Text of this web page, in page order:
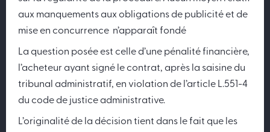
aux manquements aux obligations de publicité et de
mise en concurrence n’apparaît fondé
La question posée est celle d’une pénalité financière,
l’acheteur ayant signé le contrat, après la saisine du
tribunal administratif, en violation de l’article L.551-4
du code de justice administrative.
L’originalité de la décision tient dans le fait que les